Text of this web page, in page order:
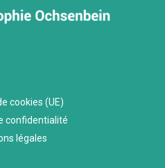
cookies (UE)
confidentialité
légales